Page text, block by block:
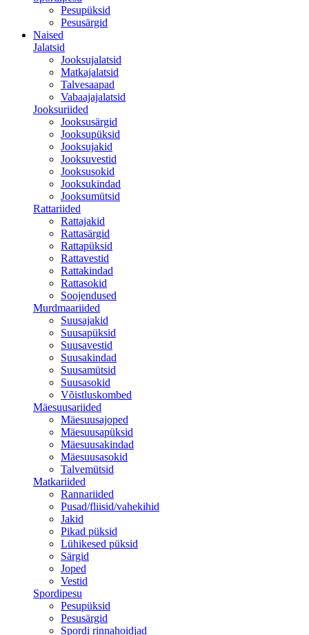
Pesupüksid
Pesusärgid
Naised
Jalatsid
Jooksujalatsid
Matkajalatsid
Talvesaapad
Vabaajajalatsid
Jooksuriided
Jooksusärgid
Jooksupüksid
Jooksujakid
Jooksuvestid
Jooksusokid
Jooksukindad
Jooksumütsid
Rattariided
Rattajakid
Rattasärgid
Rattapüksid
Rattavestid
Rattakindad
Rattasokid
Soojendused
Murdmaariided
Suusajakid
Suusapüksid
Suusavestid
Suusakindad
Suusamütsid
Suusasokid
Võistluskombed
Mäesuusariided
Mäesuusajoped
Mäesuusapüksid
Mäesuusakindad
Mäesuusasokid
Talvemütsid
Matkariided
Rannariided
Pusad/fliisid/vahekihid
Jakid
Pikad püksid
Lühikesed püksid
Särgid
Joped
Vestid
Spordipesu
Pesupüksid
Pesusärgid
Spordi rinnahoidjad